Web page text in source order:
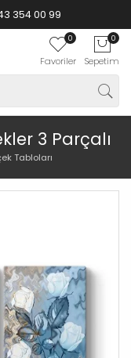
354 00 99
0
Favoriler
0
Sepetim
3 Parçalı
Tabloları